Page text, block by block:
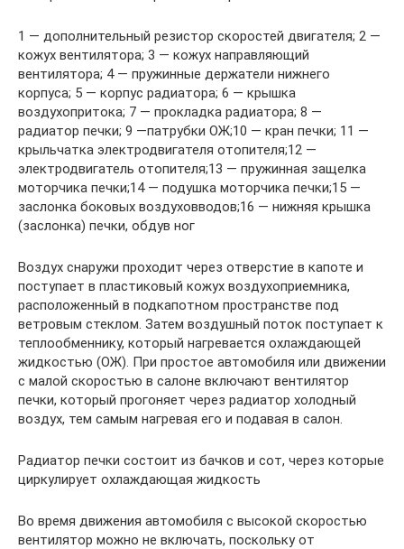
1 — дополнительный резистор скоростей двигателя; 2 —
кожух вентилятора; 3 — кожух направляющий
вентилятора; 4 — пружинные держатели нижнего
корпуса; 5 — корпус радиатора; 6 — крышка
воздухопритока; 7 — прокладка радиатора; 8 —
радиатор печки; 9 —патрубки ОЖ;10 — кран печки; 11 —
крыльчатка электродвигателя отопителя;12 —
электродвигатель отопителя;13 — пружинная защелка
моторчика печки;14 — подушка моторчика печки;15 —
заслонка боковых воздуховводов;16 — нижняя крышка
(заслонка) печки, обдув ног
Воздух снаружи проходит через отверстие в капоте и
поступает в пластиковый кожух воздухоприемника,
расположенный в подкапотном пространстве под
ветровым стеклом. Затем воздушный поток поступает к
теплообменнику, который нагревается охлаждающей
жидкостью (ОЖ). При простое автомобиля или движении
с малой скоростью в салоне включают вентилятор
печки, который прогоняет через радиатор холодный
воздух, тем самым нагревая его и подавая в салон.
Радиатор печки состоит из бачков и сот, через которые
циркулирует охлаждающая жидкость
Во время движения автомобиля с высокой скоростью
вентилятор можно не включать, поскольку от